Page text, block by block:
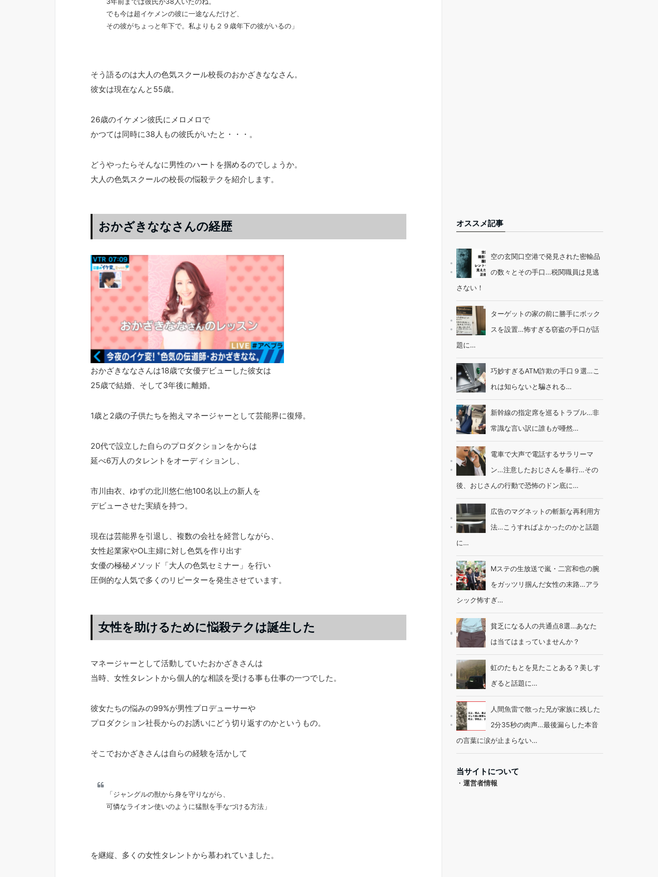
でも今は超イケメンの彼に一途なんだけど、
その彼がちょっと年下で。私よりも２９歳年下の彼がいるの」
そう語るのは大人の色気スクール校長のおかざきななさん。
彼女は現在なんと55歳。
26歳のイケメン彼氏にメロメロで
かつては同時に38人もの彼氏がいたと・・・。
どうやったらそんなに男性のハートを掴めるのでしょうか。
大人の色気スクールの校長の悩殺テクを紹介します。
おかざきななさんの経歴
おかざきななさんは18歳で女優デビューした彼女は
25歳で結婚、そして3年後に離婚。
1歳と2歳の子供たちを抱えマネージャーとして芸能界に復帰。
20代で設立した自らのプロダクションをからは
延べ6万人のタレントをオーディションし、
市川由衣、ゆずの北川悠仁他100名以上の新人を
デビューさせた実績を持つ。
現在は芸能界を引退し、複数の会社を経営しながら、
女性起業家やOL主婦に対し色気を作り出す
女優の極秘メソッド「大人の色気セミナー」を行い
圧倒的な人気で多くのリピーターを発生させています。
女性を助けるために悩殺テクは誕生した
マネージャーとして活動していたおかざきさんは
当時、女性タレントから個人的な相談を受ける事も仕事の一つでした。
彼女たちの悩みの99%が男性プロデューサーや
プロダクション社長からのお誘いにどう切り返すのかというもの。
そこでおかざきさんは自らの経験を活かして
「ジャングルの獣から身を守りながら、
可憐なライオン使いのように猛獣を手なづける方法」
を継縦、多くの女性タレントから慕われていました。
オススメ記事
空の玄関口空港で発見された密輸品
の数々とその手口…税関職員は見逃
さない！
ターゲットの家の前に勝手にボック
スを設置…怖すぎる窃盗の手口が話
題に…
巧妙すぎるATM詐欺の手口９選…こ
れは知らないと騙される…
新幹線の指定席を巡るトラブル…非
常識な言い訳に誰もが唖然…
電車で大声で電話するサラリーマ
ン…注意したおじさんを暴行…その
後、おじさんの行動で恐怖のドン底に…
広告のマグネットの斬新な再利用方
法…こうすればよかったのかと話題
に…
Mステの生放送で嵐・二宮和也の腕
をガッツリ掴んだ女性の末路…アラ
シック怖すぎ…
貧乏になる人の共通点8選…あなた
は当てはまっていませんか？
虹のたもとを見たことある？美しす
ぎると話題に…
人間魚雷で散った兄が家族に残した
2分35秒の肉声…最後漏らした本音
の言葉に涙が止まらない…
当サイトについて
・ 運営者情報